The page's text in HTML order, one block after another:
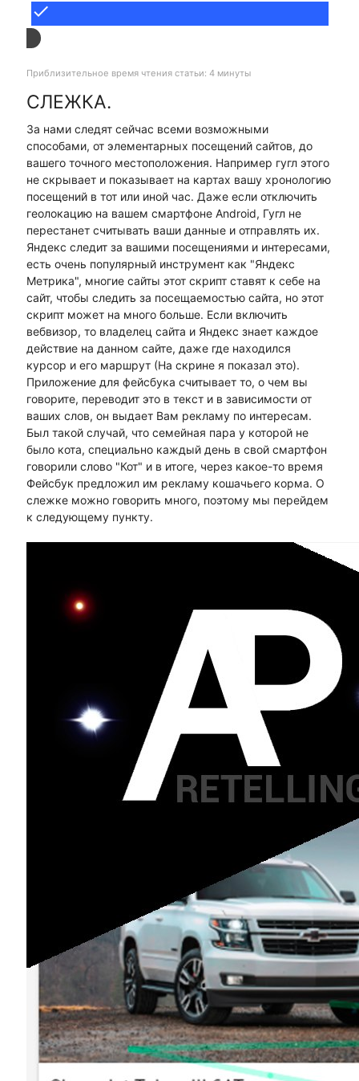
done
Приблизительное время чтения статьи: 4 минуты
СЛЕЖКА.
За нами следят сейчас всеми возможными
способами, от элементарных посещений сайтов, до
вашего точного местоположения. Например гугл этого
не скрывает и показывает на картах вашу хронологию
посещений в тот или иной час. Даже если отключить
геолокацию на вашем смартфоне Android, Гугл не
перестанет считывать ваши данные и отправлять их.
Яндекс следит за вашими посещениями и интересами,
есть очень популярный инструмент как "Яндекс
Метрика", многие сайты этот скрипт ставят к себе на
сайт, чтобы следить за посещаемостью сайта, но этот
скрипт может на много больше. Если включить
вебвизор, то владелец сайта и Яндекс знает каждое
действие на данном сайте, даже где находился
курсор и его маршрут (На скрине я показал это).
Приложение для фейсбука считывает то, о чем вы
говорите, переводит это в текст и в зависимости от
ваших слов, он выдает Вам рекламу по интересам.
Был такой случай, что семейная пара у которой не
было кота, специально каждый день в свой смартфон
говорили слово "Кот" и в итоге, через какое-то время
Фейсбук предложил им рекламу кошачьего корма. О
слежке можно говорить много, поэтому мы перейдем
к следующему пункту.